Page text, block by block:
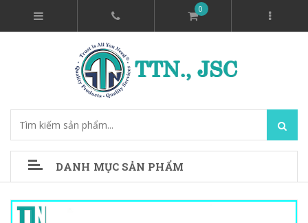
0
DANH MỤC SẢN PHẨM